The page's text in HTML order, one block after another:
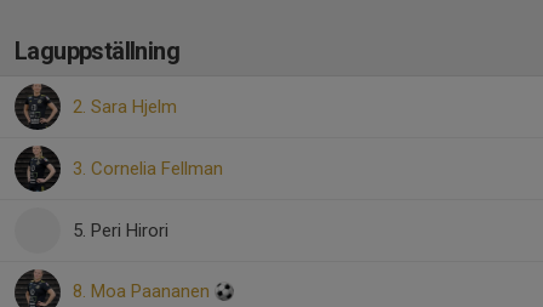
Laguppställning
2. Sara Hjelm
3. Cornelia Fellman
5. Peri Hirori
8. Moa Paananen